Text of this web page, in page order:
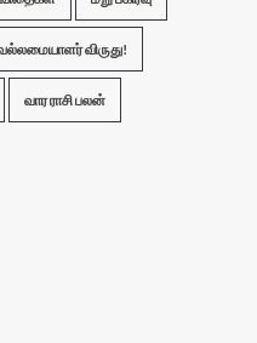
விருது!
வார ராசி பலன்